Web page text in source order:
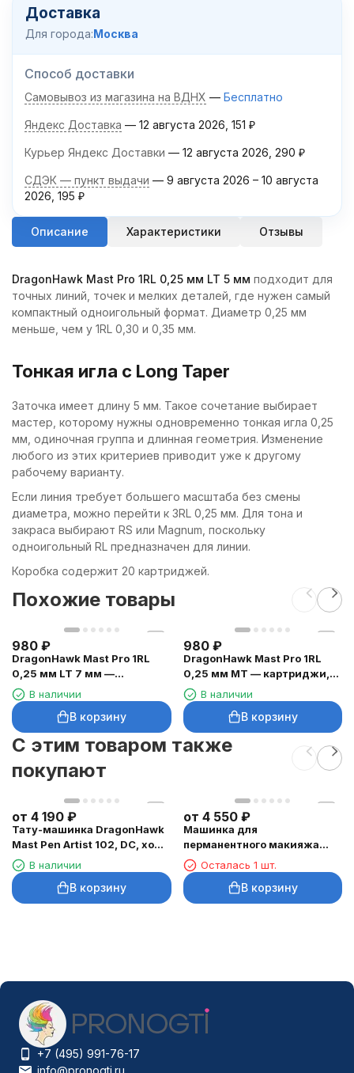
Доставка
Для города:Москва
Способ доставки
Самовывоз из магазина на ВДНХ Бесплатно
Яндекс Доставка 12 августа 2026 151 ₽
Курьер Яндекс Доставки 12 августа 2026 290 ₽
СДЭК — пункт выдачи 9 августа 2026 – 10 августа
2026 195 ₽
Описание Характеристики Отзывы
DragonHawk Mast Pro 1RL 0,25 мм LT 5 мм подходит для
точных линий, точек и мелких деталей, где нужен самый
компактный одноигольный формат. Диаметр 0,25 мм
меньше, чем у 1RL 0,30 и 0,35 мм.
Тонкая игла с Long Taper
Заточка имеет длину 5 мм. Такое сочетание выбирает
мастер, которому нужны одновременно тонкая игла 0,25
мм, одиночная группа и длинная геометрия. Изменение
любого из этих критериев приводит уже к другому
рабочему варианту.
Если линия требует большего масштаба без смены
диаметра, можно перейти к 3RL 0,25 мм. Для тона и
закраса выбирают RS или Magnum, поскольку
одноигольный RL предназначен для линии.
Коробка содержит 20 картриджей.
Похожие товары
980 ₽
DragonHawk Mast Pro 1RL
0,25 мм LT 7 мм —
картриджи, 20 шт.
В наличии
В корзину
980 ₽
DragonHawk Mast Pro 1RL
0,25 мм MT — картриджи,
20 шт.В наличии
В корзину
C этим товаром также
покупают
от 4 190 ₽
Тату-машинка DragonHawk
Mast Pen Artist 102, DC, ход
3,5 ммВ наличии
В корзину
от 4 550 ₽
Машинка для
перманентного макияжа
DragonHawk Mast Tour Air,
RCA, ход 2,3 мм
Осталась 1 шт.
В корзину
+7 (495) 991-76-17
info@pronogti.ru